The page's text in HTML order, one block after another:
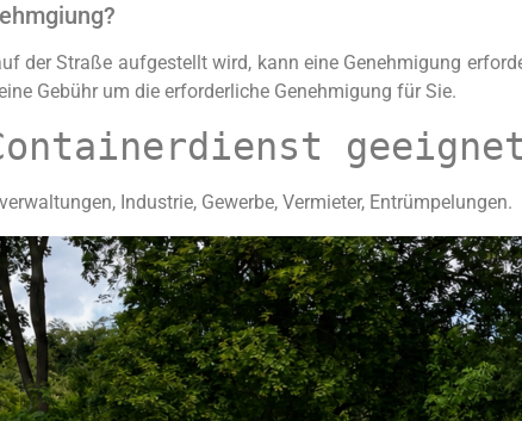
der Straße aufgestellt wird, kann eine Genehmigung
Gebühr um die erforderliche Genehmigung für Sie.
Industrie, Gewerbe, Vermieter, Entrümpelungen.